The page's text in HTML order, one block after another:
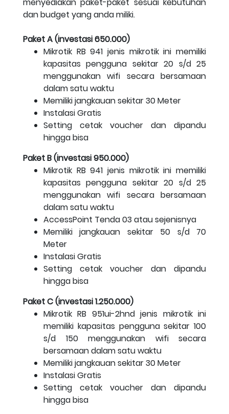
dan budget yang anda miliki.
Paket A (investasi 650.000)
Mikrotik RB 941 jenis mikrotik ini memiliki
kapasitas pengguna sekitar 20 s/d 25
menggunakan wifi secara bersamaan
dalam satu waktu
Memiliki jangkauan sekitar 30 Meter
Instalasi Gratis
Setting cetak voucher dan dipandu
hingga bisa
Paket B (investasi 950.000)
Mikrotik RB 941 jenis mikrotik ini memiliki
kapasitas pengguna sekitar 20 s/d 25
menggunakan wifi secara bersamaan
dalam satu waktu
AccessPoint Tenda 03 atau sejenisnya
Memiliki jangkauan sekitar 50 s/d 70
Meter
Instalasi Gratis
Setting cetak voucher dan dipandu
hingga bisa
Paket C (investasi 1.250.000)
Mikrotik RB 951ui-2hnd jenis mikrotik ini
memiliki kapasitas pengguna sekitar 100
s/d 150 menggunakan wifi secara
bersamaan dalam satu waktu
Memiliki jangkauan sekitar 30 Meter
Instalasi Gratis
Setting cetak voucher dan dipandu
hingga bisa